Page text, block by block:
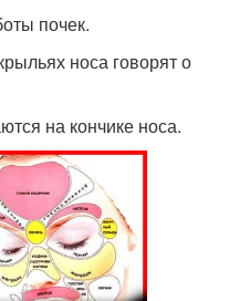
почек.
носа говорят о
на кончике носа.